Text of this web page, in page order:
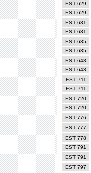
EST 629
EST 629
EST 631
EST 631
EST 635
EST 635
EST 643
EST 643
EST 711
EST 711
EST 720
EST 720
EST 776
EST 777
EST 778
EST 791
EST 791
EST 797